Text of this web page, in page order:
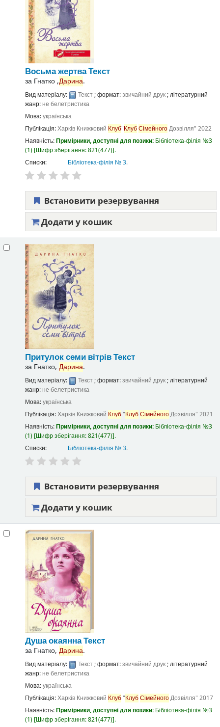
Восьма жертваТекст
за Гнатко ,Дарина.
Вид матеріалу: Текст; формат:звичайний друк; літературний
жанр:не белетристика
Мова:українська
Публікація:Харків Книжковий Клуб"КлубСімейногоДозвілля" 2022
Наявність:Примірники, доступні для позики: Бібліотека-філія №3
(1) Шифр зберігання:821(477) .
Списки:
Бібліотека-філія № 3.
Встановити резервування
Додати у кошик
Притулок семи вітрівТекст
за Гнатко, Дарина.
Вид матеріалу: Текст; формат:звичайний друк; літературний
жанр: не белетристика
Мова:українська
Публікація:Харків Книжковий Клуб"КлубСімейногоДозвілля" 2021
Наявність:Примірники, доступні для позики: Бібліотека-філія №3
(1) Шифр зберігання:821(477) .
Списки:
Бібліотека-філія № 3.
Встановити резервування
Додати у кошик
Душа окаяннаТекст
за Гнатко, Дарина.
Вид матеріалу: Текст; формат:звичайний друк; літературний
жанр:не белетристика
Мова:українська
Публікація:Харків Книжковий Клуб"КлубСімейногоДозвілля" 2017
Наявність:Примірники, доступні для позики: Бібліотека-філія №3
(1) Шифр зберігання:821(477) .